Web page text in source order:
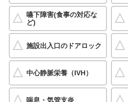
嚥下障害(食事の対応な
ど)
施設出入口のドアロック
中心静脈栄養（IVH）
喘息・気管支炎